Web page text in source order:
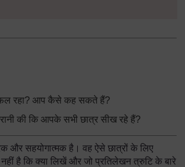
रहा?आप कैसे कह सकते हैं?
की कि आपके सभी छात्र सीख रहे हैं?
और सहयोगात्मक है। वह ऐसे छात्रों के लिए
है कि क्या लिखें और जो प्रतिलेखन त्रुटि के बारे